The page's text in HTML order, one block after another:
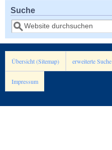
Suche
Suche
Übersicht (Sitemap) erweiterte Suche
Impressum